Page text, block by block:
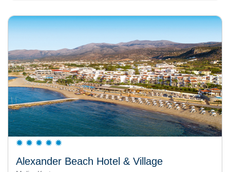
Alexander Beach Hotel & Village